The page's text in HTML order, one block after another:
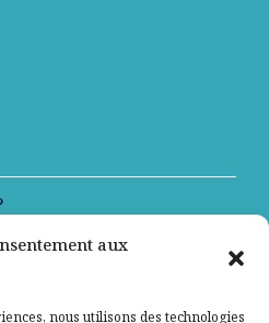
aux
nous utilisons des technologies